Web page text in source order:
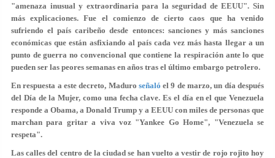
"amenaza inusual y extraordinaria para la seguridad de EEUU". Sin
más explicaciones. Fue el comienzo de cierto caos que ha venido
sufriendo el país caribeño desde entonces: sanciones y más sanciones
económicas que están asfixiando al país cada vez más hasta llegar a un
punto de guerra no convencional que contiene la respiración ante lo que
pueden ser las peores semanas en años tras el último embargo petrolero.
En respuesta a este decreto, Maduro señaló el 9 de marzo, un día después
del Día de la Mujer, como una fecha clave. Es el día en el que Venezuela
responde a Obama, a Donald Trump y a EEUU con miles de personas que
marchan para gritar a viva voz "Yankee Go Home", "Venezuela se
respeta".
Las calles del centro de la ciudad se han vuelto a vestir de rojo rojito hoy